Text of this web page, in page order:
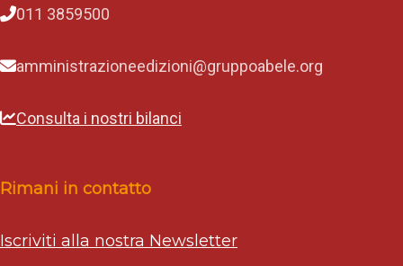
011 3859500
amministrazioneedizioni@gruppoabele.org
Consulta i nostri bilanci
Rimani in contatto
Iscriviti alla nostra Newsletter